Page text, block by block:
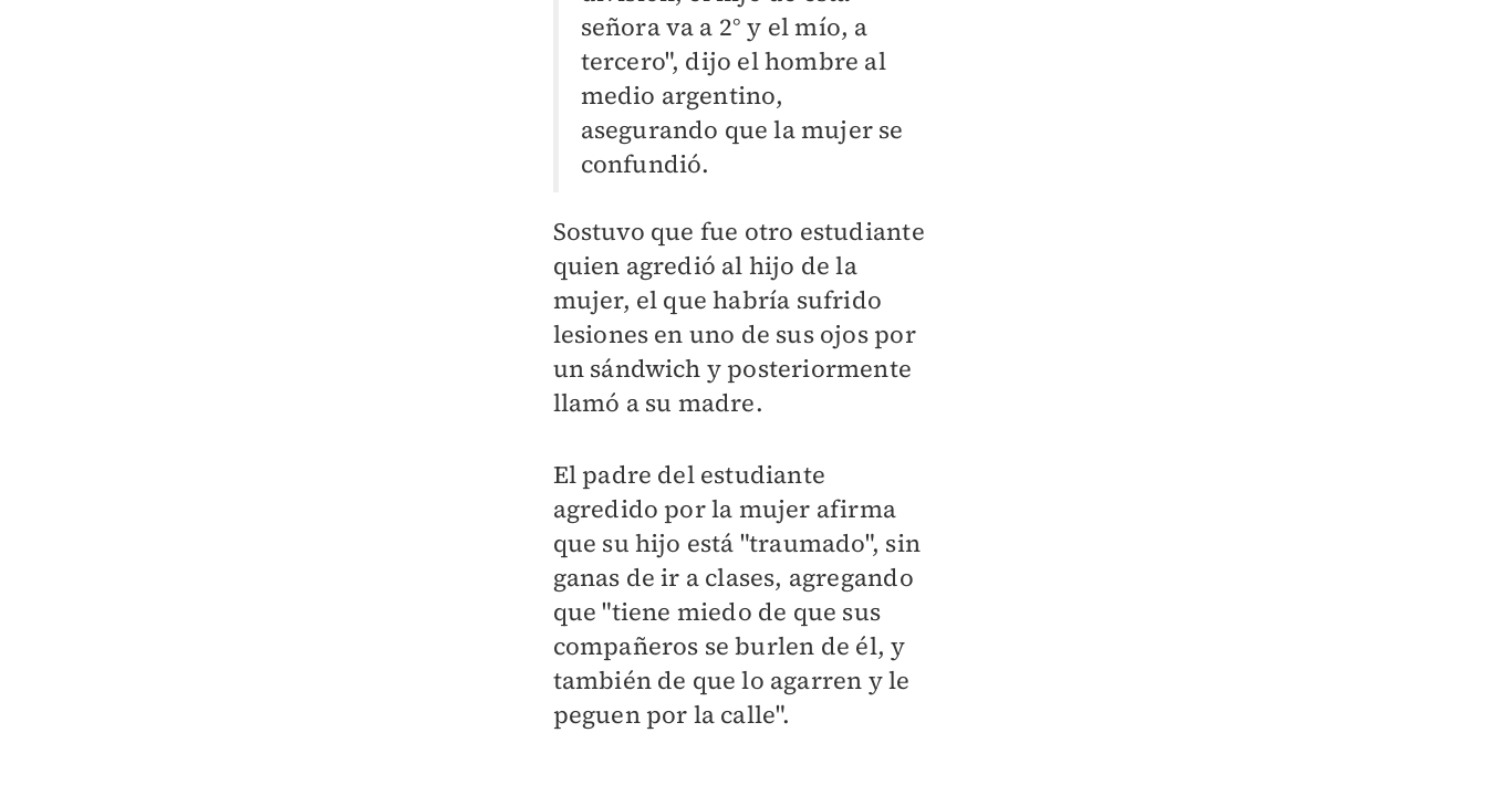
señora va a 2° y el mío, a
tercero", dijo el hombre al
medio argentino,
asegurando que la mujer se
confundió.
Sostuvo que fue otro estudiante
quien agredió al hijo de la
mujer, el que habría sufrido
lesiones en uno de sus ojos por
un sándwich y posteriormente
llamó a su madre.
El padre del estudiante
agredido por la mujer afirma
que su hijo está "traumado", sin
ganas de ir a clases, agregando
que "tiene miedo de que sus
compañeros se burlen de él, y
también de que lo agarren y le
peguen por la calle".